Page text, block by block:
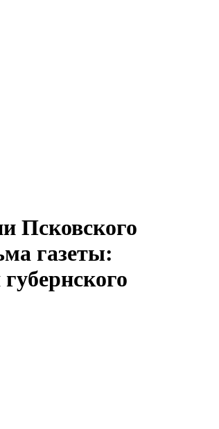
Псковского
газеты: